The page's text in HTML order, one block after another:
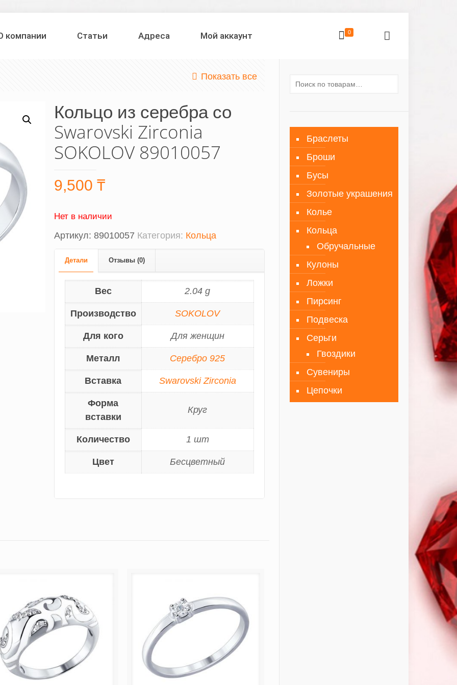
компании Статьи Адреса Мой аккаунт 0
Показать все
Кольцо из серебра со
Swarovski Zirconia
SOKOLOV 89010057
9,500 ₸
Нет в наличии
Артикул: 89010057 Категория: Кольца
Детали Отзывы (0)
Вес 2.04 g
Производство SOKOLOV
Для кого Для женщин
Металл Серебро 925
Вставка Swarovski Zirconia
Форма
вставки
Круг
Количество 1 шт
Цвет Бесцветный
Браслеты
Броши
Бусы
Золотые украшения
Колье
Кольца
Обручальные
Кулоны
Ложки
Пирсинг
Подвеска
Серьги
Гвоздики
Сувениры
Цепочки